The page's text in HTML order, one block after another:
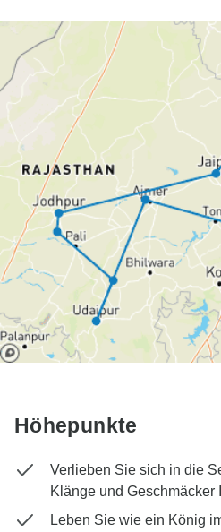
Höhepunkte
Verlieben Sie sich in die
Klänge und Geschmäcker
Leben Sie wie ein König